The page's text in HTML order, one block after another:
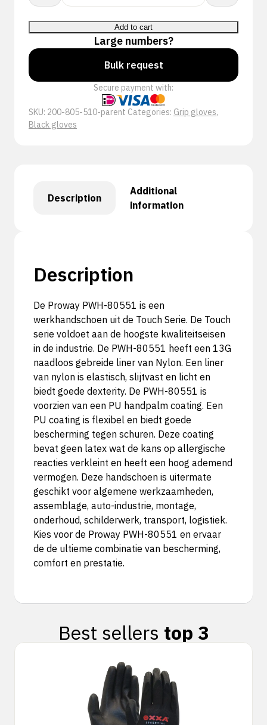
PWH-
80551
quantity
Add to cart
Large numbers?
Bulk request
Secure payment with:
SKU: 200-805-510-parent Categories: Grip gloves,
Black gloves
Description
Additional
information
Description
De Proway PWH-80551 is een
werkhandschoen uit de Touch Serie. De Touch
serie voldoet aan de hoogste kwaliteitseisen
in de industrie. De PWH-80551 heeft een 13G
naadloos gebreide liner van Nylon. Een liner
van nylon is elastisch, slijtvast en licht en
biedt goede dexterity. De PWH-80551 is
voorzien van een PU handpalm coating. Een
PU coating is flexibel en biedt goede
bescherming tegen schuren. Deze coating
bevat geen latex wat de kans op allergische
reacties verkleint en heeft een hoog ademend
vermogen. Deze handschoen is uitermate
geschikt voor algemene werkzaamheden,
assemblage, auto-industrie, montage,
onderhoud, schilderwerk, transport, logistiek.
Kies voor de Proway PWH-80551 en ervaar
de de ultieme combinatie van bescherming,
comfort en prestatie.
Best sellers top 3